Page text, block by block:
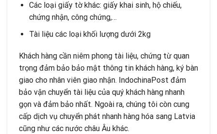
Các loại giấy tờ khác: giấy khai sinh, hộ chiếu,
chứng nhận, công chứng,…
Tài liệu các loại khối lượng dưới 2kg
Khách hàng cần niêm phong tài liệu, chứng từ quan
trọng đảm bảo bảo mật thông tin khách hàng, ký bàn
giao cho nhân viên giao nhận. IndochinaPost đảm
bảo vận chuyển tài liệu của quý khách hàng nhanh
gọn và đảm bảo nhất. Ngoài ra, chúng tôi còn cung
cấp dịch vụ chuyển phát nhanh hàng hóa sang Latvia
cũng như các nước châu Âu khác.